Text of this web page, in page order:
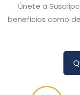
Únete a
beneficios como